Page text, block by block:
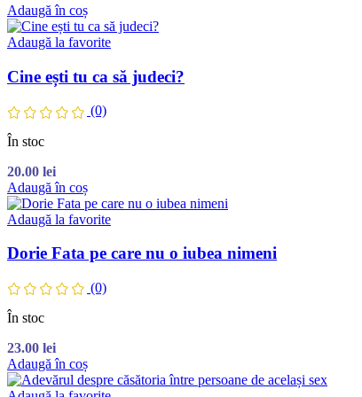
Adaugă în coș
Adaugă la favorite
Cine ești tu ca să judeci?
(0)
În stoc
20.00 lei
Adaugă în coș
Adaugă la favorite
Dorie Fata pe care nu o iubea nimeni
(0)
În stoc
23.00 lei
Adaugă în coș